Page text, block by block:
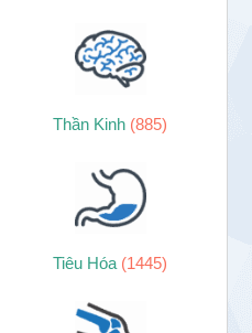
Thần Kinh (885)
Tiêu Hóa (1445)